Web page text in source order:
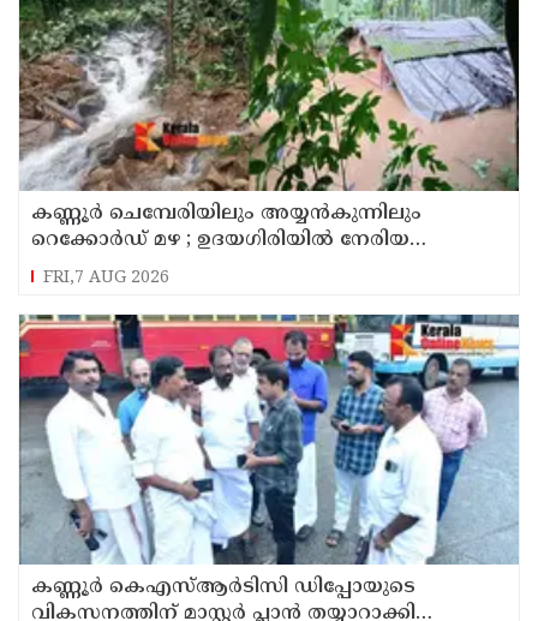
കണ്ണൂർ ചെമ്പേരിയിലും അയ്യൻകുന്നിലും
റെക്കോർഡ് മഴ ; ഉദയഗിരിയിൽ നേരിയ
ഉരുൾപൊട്ടൽ; 13 പേരെ ക്യാമ്പിലേക്ക് മാറ്റി
FRI,7 AUG 2026
കണ്ണൂർ കെഎസ്ആർടിസി ഡിപ്പോയുടെ
വികസനത്തിന് മാസ്റ്റർ പ്ലാൻ തയ്യാറാക്കി